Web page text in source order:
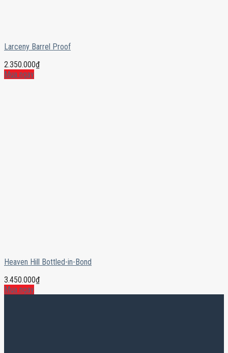
Larceny Barrel Proof
2.350.000₫
Mua ngay
Heaven Hill Bottled-in-Bond
3.450.000₫
Mua ngay